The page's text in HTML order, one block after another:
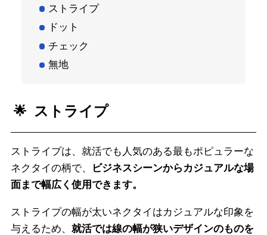
ストライプ
ドット
チェック
無地
ストライプ
ストライプは、就活でも人気のある最もポピュラーな
ネクタイの柄で、
ビジネスシーンからカジュアルな場
面まで幅広く使用できます。
ストライプの幅が太いネクタイはカジュアルな印象を
与えるため、 就活では線の幅が狭いデザインのものを